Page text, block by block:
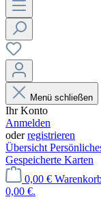
Menü schließen
Ihr Konto
Anmelden
oderregistrieren
Übersicht
Gespeicherte Karten
0,00 €
0,00 €.